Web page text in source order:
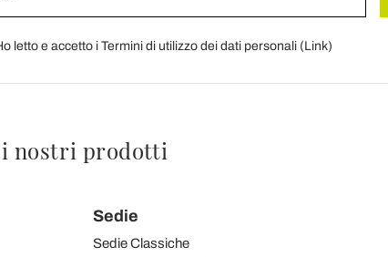
letto e accetto i Termini di utilizzo dei dati personali (Link)
nostri prodotti
Sedie
Sedie Classiche